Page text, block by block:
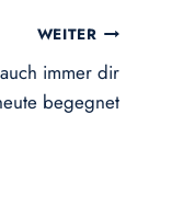
WEITER
immer dir
begegnet